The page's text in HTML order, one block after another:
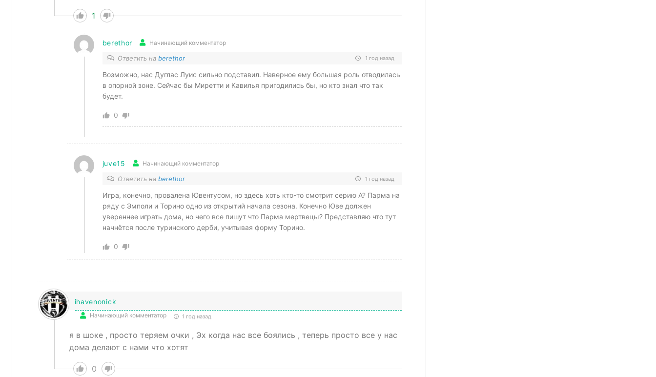
1
berethor Начинающий комментатор
Ответить на berethor 1 год назад
Возможно, нас Дуглас Луис сильно подставил. Наверное ему большая роль отводилась
в опорной зоне. Сейчас бы Миретти и Кавилья пригодились бы, но кто знал что так
будет.
0
juve15 Начинающий комментатор
Ответить на berethor 1 год назад
Игра, конечно, провалена Ювентусом, но здесь хоть кто-то смотрит серию А? Парма на
ряду с Эмполи и Торино одно из открытий начала сезона. Конечно Юве должен
увереннее играть дома, но чего все пишут что Парма мертвецы? Представляю что тут
начнётся после туринского дерби, учитывая форму Торино.
0
ihavenonick
Начинающий комментатор 1 год назад
я в шоке , просто теряем очки , Эх когда нас все боялись , теперь просто все у нас
дома делают с нами что хотят
0